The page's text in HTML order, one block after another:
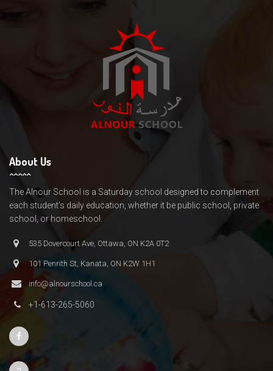
About Us
The Alnour School is a Saturday school designed to complement
each student’s daily education, whether it be public school, private
school, or homeschool.
535 Dovercourt Ave, Ottawa, ON K2A 0T2
101 Penrith St, Kanata, ON K2W 1H1
info@alnourschool.ca
+1-613-265-5060